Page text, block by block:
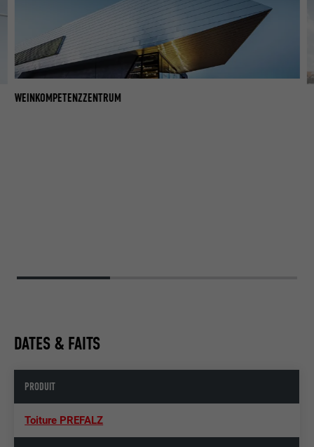
WEINKOMPETENZZENTRUM
DATES & FAITS
PRODUIT
Toiture PREFALZ